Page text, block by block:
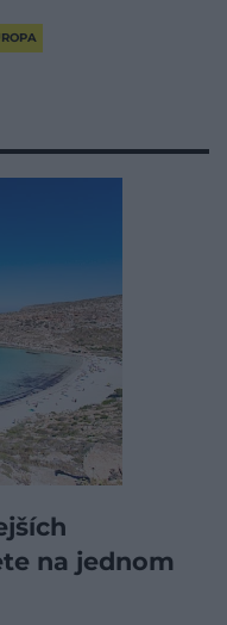
na jednom